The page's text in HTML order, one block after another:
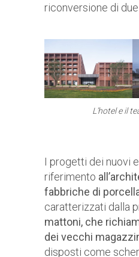
riconversione di
L’hotel e il
I progetti dei nuovi
riferimento
fabbriche di
caratterizzati dalla
mattoni, che
dei vecchi
disposti come